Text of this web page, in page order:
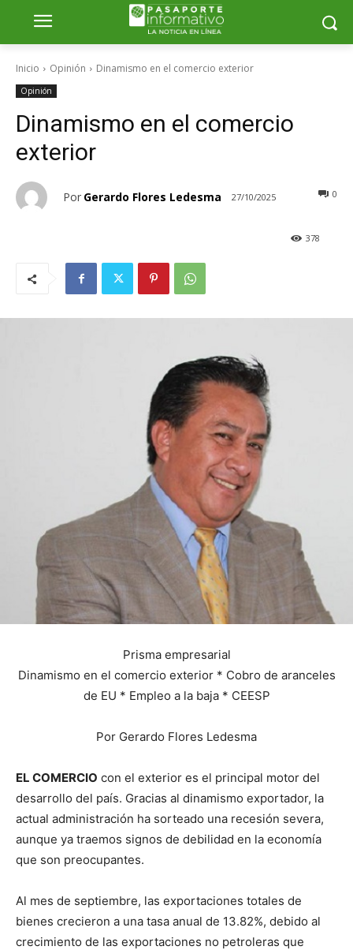
Inicio Opinión Dinamismo en el comercio exterior
Opinión
Dinamismo en el comercio
exterior
Por Gerardo Flores Ledesma 27/10/2025 0
378
Prisma empresarial
Dinamismo en el comercio exterior * Cobro de aranceles
de EU * Empleo a la baja * CEESP
Por Gerardo Flores Ledesma
EL COMERCIO con el exterior es el principal motor del
desarrollo del país. Gracias al dinamismo exportador, la
actual administración ha sorteado una recesión severa,
aunque ya traemos signos de debilidad en la economía
que son preocupantes.
Al mes de septiembre, las exportaciones totales de
bienes crecieron a una tasa anual de 13.82%, debido al
crecimiento de las exportaciones no petroleras que